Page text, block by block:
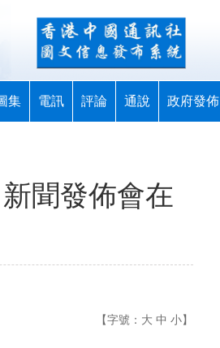
集 電訊 評論 通說 政府發佈
聞發佈會在
【字號： 大 中 小】